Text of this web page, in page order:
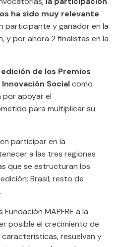
ha sido muy relevante
participante y ganador en la
y por ahora 2 finalistas en la
de los Premios
Innovación Socialcomo
por apoyar el
para multiplicar su
participar en la
a las tres regiones
que se estructuran los
Brasil, resto de
MAPFRE a la
posible el crecimiento de
resuelvan y